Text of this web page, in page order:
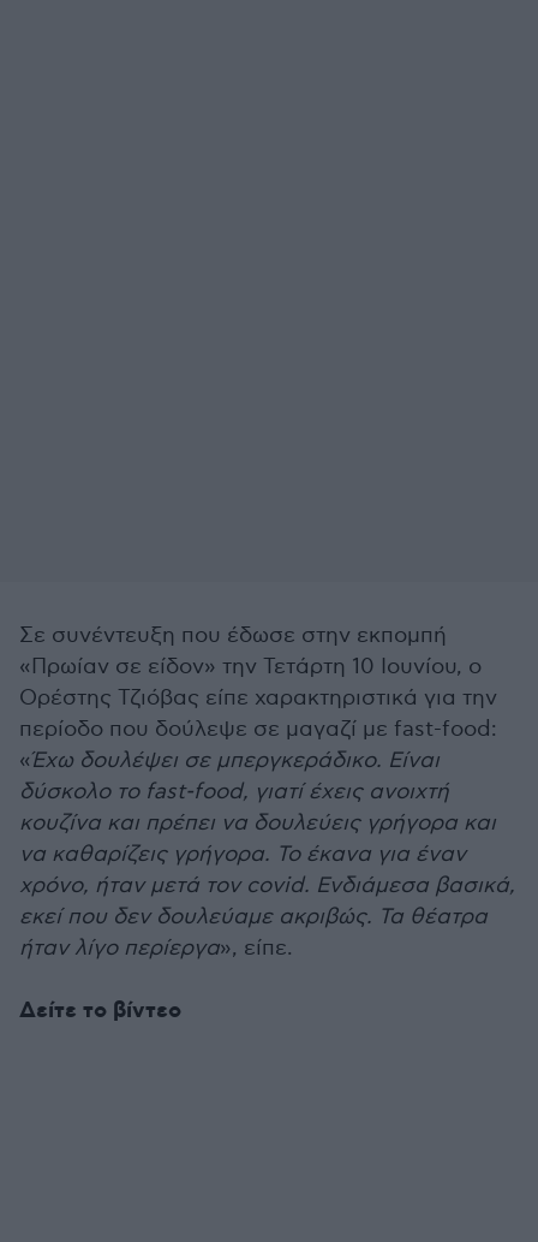
Σε συνέντευξη που έδωσε στην εκπομπή
«Πρωίαν σε είδον» την Τετάρτη 10 Ιουνίου, ο
Ορέστης Τζιόβας είπε χαρακτηριστικά για την
περίοδο που δούλεψε σε μαγαζί με fast-food:
«Έχω δουλέψει σε μπεργκεράδικο. Είναι
δύσκολο το fast-food, γιατί έχεις ανοιχτή
κουζίνα και πρέπει να δουλεύεις γρήγορα και
να καθαρίζεις γρήγορα. Το έκανα για έναν
χρόνο, ήταν μετά τον covid. Ενδιάμεσα βασικά,
εκεί που δεν δουλεύαμε ακριβώς. Τα θέατρα
ήταν λίγο περίεργα», είπε.
Δείτε το βίντεο